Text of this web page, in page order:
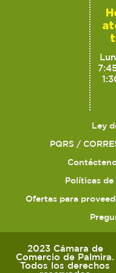
Ley
PQRS /
Políticas
Ofertas para
2023 Cámara de
Comercio de Palmira.
Todos los derechos